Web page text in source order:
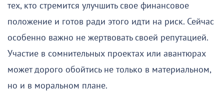
тех, кто стремится улучшить свое финансовое
положение и готов ради этого идти на риск. Сейчас
особенно важно не жертвовать своей репутацией.
Участие в сомнительных проектах или авантюрах
может дорого обойтись не только в материальном,
но и в моральном плане.